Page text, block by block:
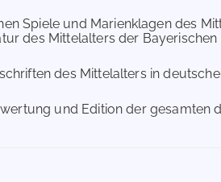
Spiele und Marienklagen des
des Mittelalters der
des Mittelalters in
und Edition der gesamten